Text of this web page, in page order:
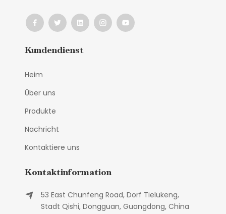
Kundendienst
Heim
Über uns
Produkte
Nachricht
Kontaktiere uns
Kontaktinformation
53 East Chunfeng Road, Dorf Tielukeng,
Stadt Qishi, Dongguan, Guangdong, China